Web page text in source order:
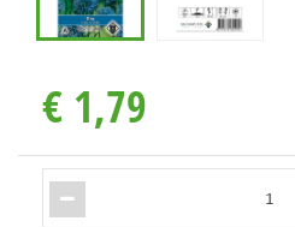
€ 1,79